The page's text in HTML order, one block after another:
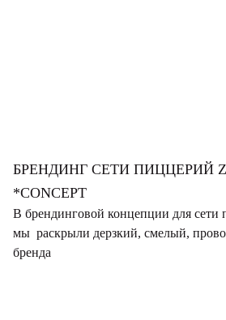
БРЕНДИНГ СЕТИ ПИЦЦЕРИЙ
*CONCEPT
В брендинговой концепции для сети
мы раскрыли дерзкий, смелый,
бренда